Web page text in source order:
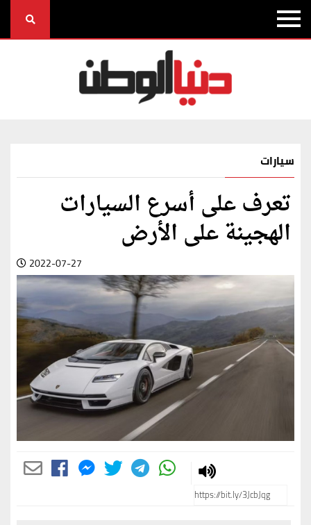
سيارات
تعرف على أسرع السيارات
الهجينة على الأرض
2022-07-27